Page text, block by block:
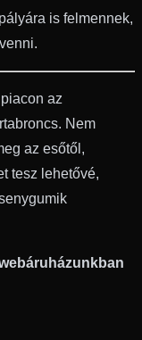
is felmennek,
az
Nem
az esőtől,
tesz lehetővé,